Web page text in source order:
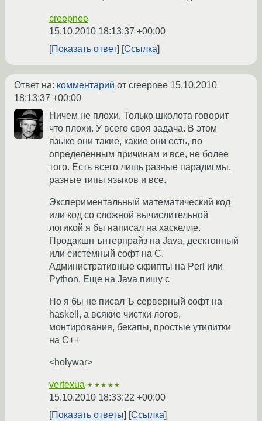
creepnee
15.10.2010 18:13:37 +00:00
Показать ответ
Ссылка
Ответ на: комментарий от creepnee 15.10.2010
18:13:37 +00:00
Ничем не плохи. Только школота говорит
что плохи. У всего своя задача. В этом
языке они такие, какие они есть, по
определенным причинам и все, не более
того. Есть всего лишь разные парадигмы,
разные типы языков и все.
Экспериментальный математический код
или код со сложной вычислительной
логикой я бы написал на хаскелле.
Продакшн ънтерпрайз на Java, десктопный
или системный софт на С.
Административные скрипты на Perl или
Python. Еще на Java пишу с
Но я бы не писал Ъ серверный софт на
haskell, а всякие чистки логов,
монтирования, бекапы, простые утилитки
на С++
<holywar>
vertexua ★★★★★
15.10.2010 18:33:22 +00:00
Показать ответы
Ссылка